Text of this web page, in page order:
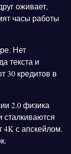
оживает,
часы работы
Нет
текста и
30 кредитов в
2.0 физика
сталкиваются
4K с апскейлом.